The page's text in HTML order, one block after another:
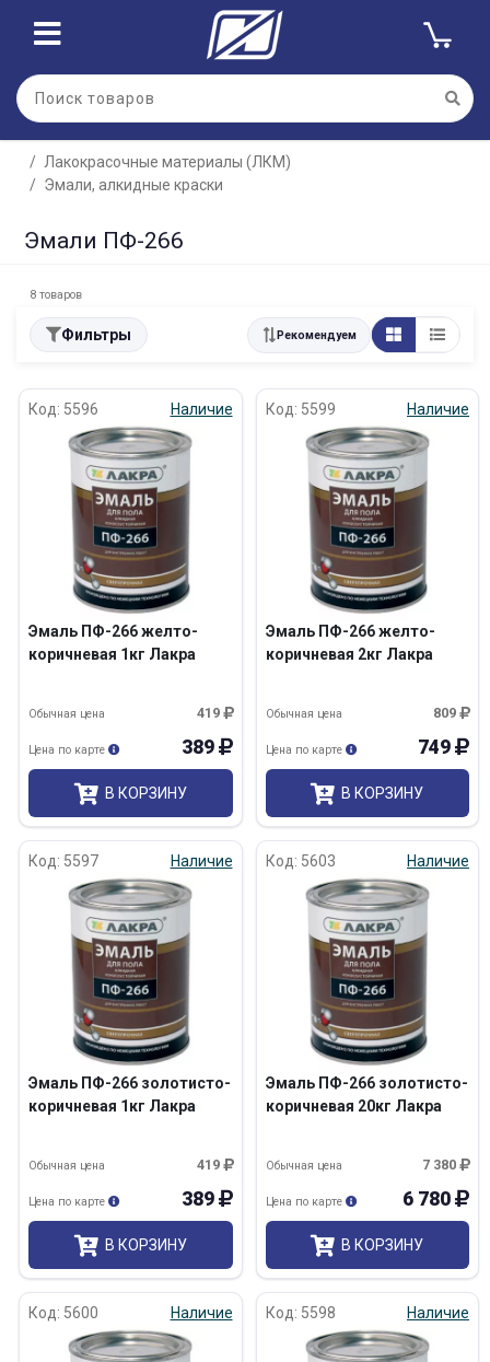
Лакокрасочные материалы (ЛКМ)
Эмали, алкидные краски
Эмали ПФ-266
8 товаров
Фильтры Рекомендуем
Код: 5596 Наличие
Эмаль ПФ-266 желто-
коричневая 1кг Лакра
419
Обычная цена
389
Цена по карте
В КОРЗИНУ
Код: 5599 Наличие
Эмаль ПФ-266 желто-
коричневая 2кг Лакра
809
Обычная цена
749
Цена по карте
В КОРЗИНУ
Код: 5597 Наличие
Эмаль ПФ-266 золотисто-
коричневая 1кг Лакра
419
Обычная цена
389
Цена по карте
В КОРЗИНУ
Код: 5603 Наличие
Эмаль ПФ-266 золотисто-
коричневая 20кг Лакра
7 380
Обычная цена
6 780
Цена по карте
В КОРЗИНУ
Код: 5600 Наличие Код: 5598 Наличие